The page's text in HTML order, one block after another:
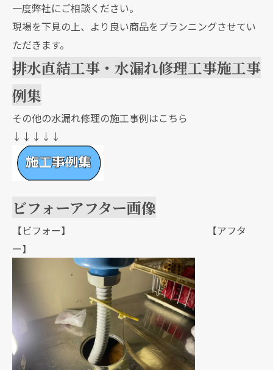
一度弊社にご相談ください。
現場を下見の上、より良い商品をプランニングさせてい
ただきます。
排水直結工事・水漏れ修理工事施工事
例集
その他の水漏れ修理の施工事例はこちら
↓↓↓↓↓
ビフォーアフター画像
【ビフォー】 【アフタ
ー】